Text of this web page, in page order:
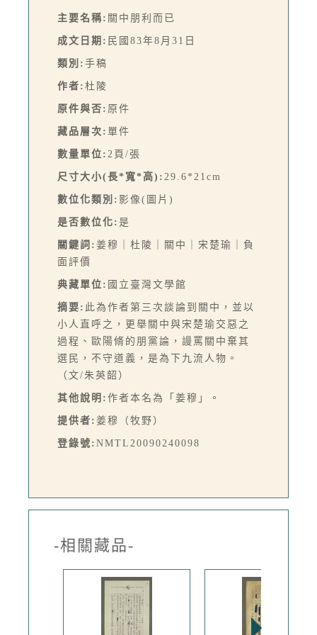
主要名稱: 關中朋利而已
成文日期: 民國83年8月31日
類別: 手稿
作者: 杜陵
原件與否: 原件
藏品層次: 單件
數量單位: 2頁/張
尺寸大小(長*寬*高): 29.6*21cm
數位化類別: 影像(圖片)
是否數位化: 是
關鍵詞: 姜穆｜杜陵｜關中｜宋楚瑜｜負
面評價
典藏單位: 國立臺灣文學館
摘要: 此為作者第三次談論到關中，並以
小人直呼之，更舉關中與宋楚瑜交惡之
過程、歐陽脩的朋黨論，謾罵關中棄其
選民，不守道義，是為下九流人物。
（文/朱英韶）
其他說明: 作者本名為「姜穆」。
提供者: 姜穆（牧野）
登錄號: NMTL20090240098
-相關藏品-